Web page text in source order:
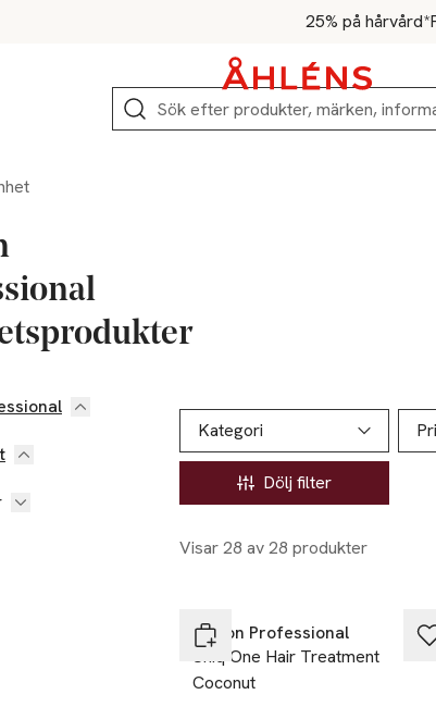
25% på hårvård*
Sök
Hoppa till produktsidan
Kategori
Dölj filter
Visar 28 av 28 produkter
Lista över produkter
Revlon Professional
Uniq One Hair Treatment
Coconut